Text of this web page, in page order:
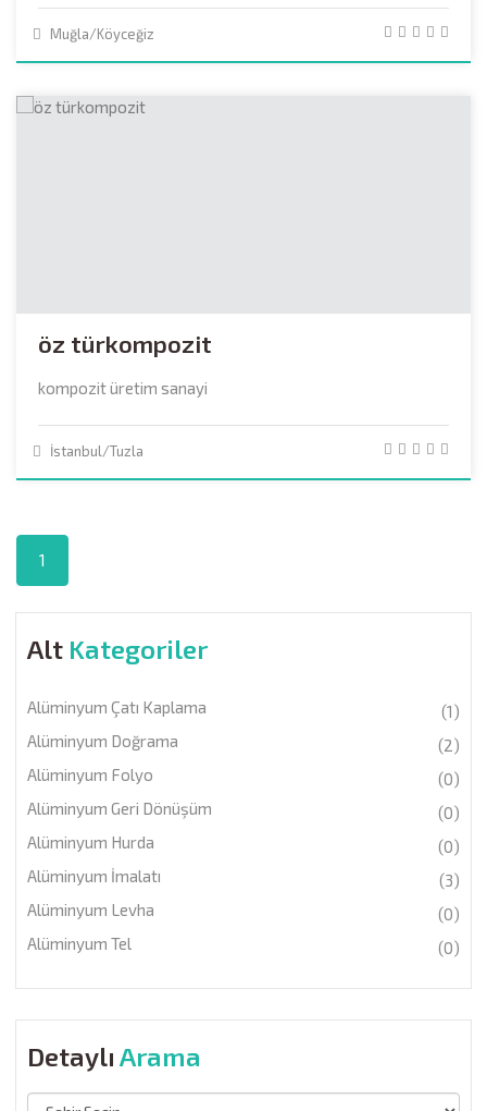
Muğla/Köyceğiz
öz türkompozit
kompozit üretim sanayi
İstanbul/Tuzla
1
Alt Kategoriler
Alüminyum Çatı Kaplama
(1)
Alüminyum Doğrama
(2)
Alüminyum Folyo
(0)
Alüminyum Geri Dönüşüm
(0)
Alüminyum Hurda
(0)
Alüminyum İmalatı
(3)
Alüminyum Levha
(0)
Alüminyum Tel
(0)
Detaylı Arama